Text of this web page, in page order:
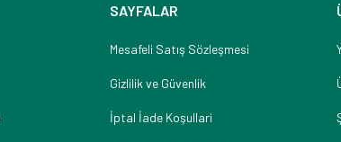
SAYFALAR
Mesafeli Satış Sözleşmesi
Gizlilik ve Güvenlik
İptal İade Koşullari